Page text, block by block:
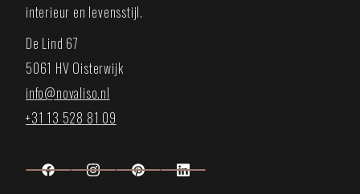
interieur en levensstijl.
De Lind 67
5061 HV Oisterwijk
info@novaliso.nl
+31 13 528 81 09